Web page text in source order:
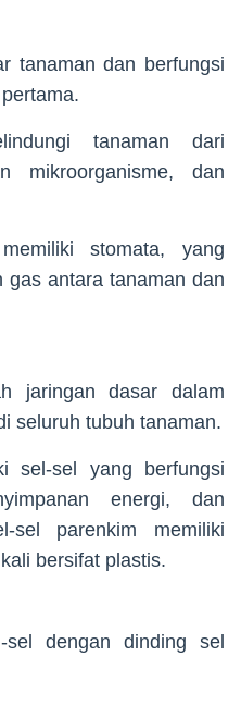
tanaman dan berfungsi
tanaman dari
mikroorganisme, dan
stomata, yang
gas antara tanaman dan
jaringan dasar dalam
seluruh tubuh tanaman.
sel-sel yang berfungsi
energi, dan
sel parenkim memiliki
bersifat plastis.
dengan dinding sel